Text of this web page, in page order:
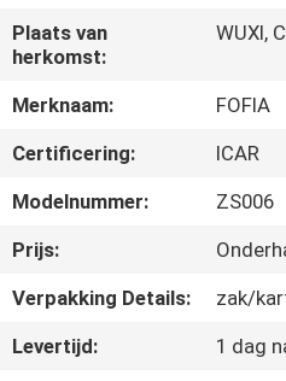
FABRIEKSREIS
CONTACTEER
ONS
NIEUWS
Plaats van
herkomst:
WUXI,
Merknaam:
FOFIA
Certificering:
ICAR
Modelnummer:
ZS006
Prijs:
Verpakking Details:
zak/
Levertijd:
1 dag